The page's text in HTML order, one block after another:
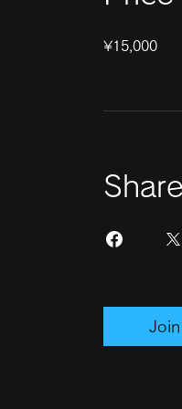
¥15,000
Join